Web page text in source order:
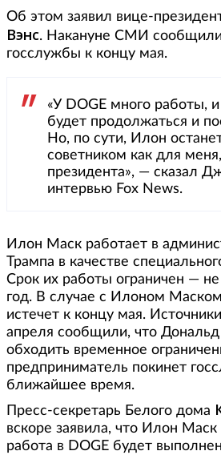
Об этом заявил вице-
Вэнс. Накануне СМИ
госслужбы к концу мая.
«У DOGE много работы,
будет продолжаться и
Но, по сути, Илон
советником как для
президента», — сказал
интервью Fox News.
Илон Маск работает в
Трампа в качестве
Срок их работы ограничен —
год. В случае с Илоном
истечет к концу мая.
апреля сообщили, что
обходить временное
предприниматель покинет
ближайшее время.
Пресс-секретарь Белого дома
вскоре заявила, что Илон Маск
работа в DOGE будет